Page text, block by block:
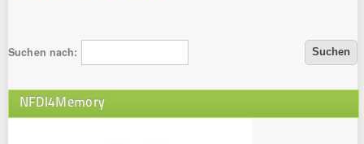
Suchen nach:
NFDI4Memory